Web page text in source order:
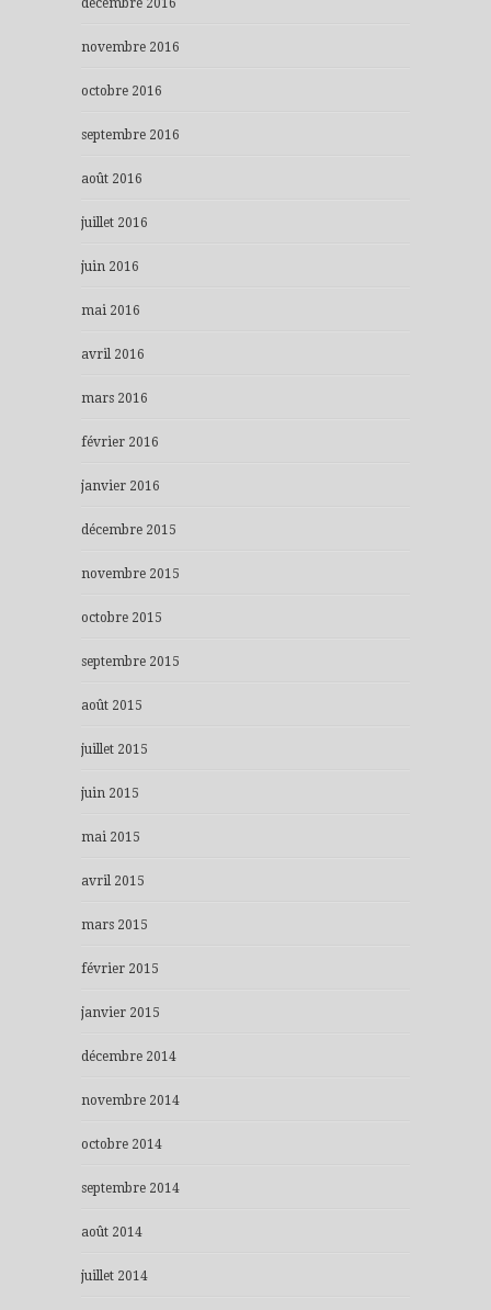
novembre 2016
octobre 2016
septembre 2016
août 2016
juillet 2016
juin 2016
mai 2016
avril 2016
mars 2016
février 2016
janvier 2016
décembre 2015
novembre 2015
octobre 2015
septembre 2015
août 2015
juillet 2015
juin 2015
mai 2015
avril 2015
mars 2015
février 2015
janvier 2015
décembre 2014
novembre 2014
octobre 2014
septembre 2014
août 2014
juillet 2014